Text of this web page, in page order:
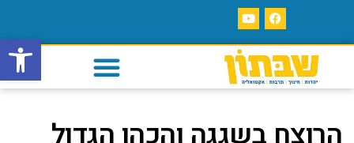
פתח